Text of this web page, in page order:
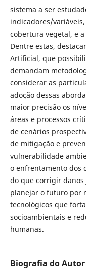
sistema a ser
indicadores/
cobertura vegetal, e
Dentre estas,
Artificial, que
demandam
considerar as
adoção dessas
maior precisão os
áreas e processos
de cenários
de mitigação e
vulnerabilidade
o enfrentamento dos
do que corrigir
planejar o futuro por
tecnológicos que
socioambientais e
humanas.
Biografia do Autor